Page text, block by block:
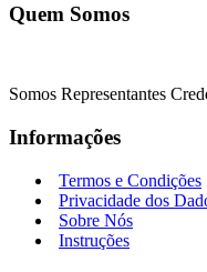
Quem Somos
Somos Representantes
Informações
Termos e Condições
Privacidade dos
Sobre Nós
Instruções